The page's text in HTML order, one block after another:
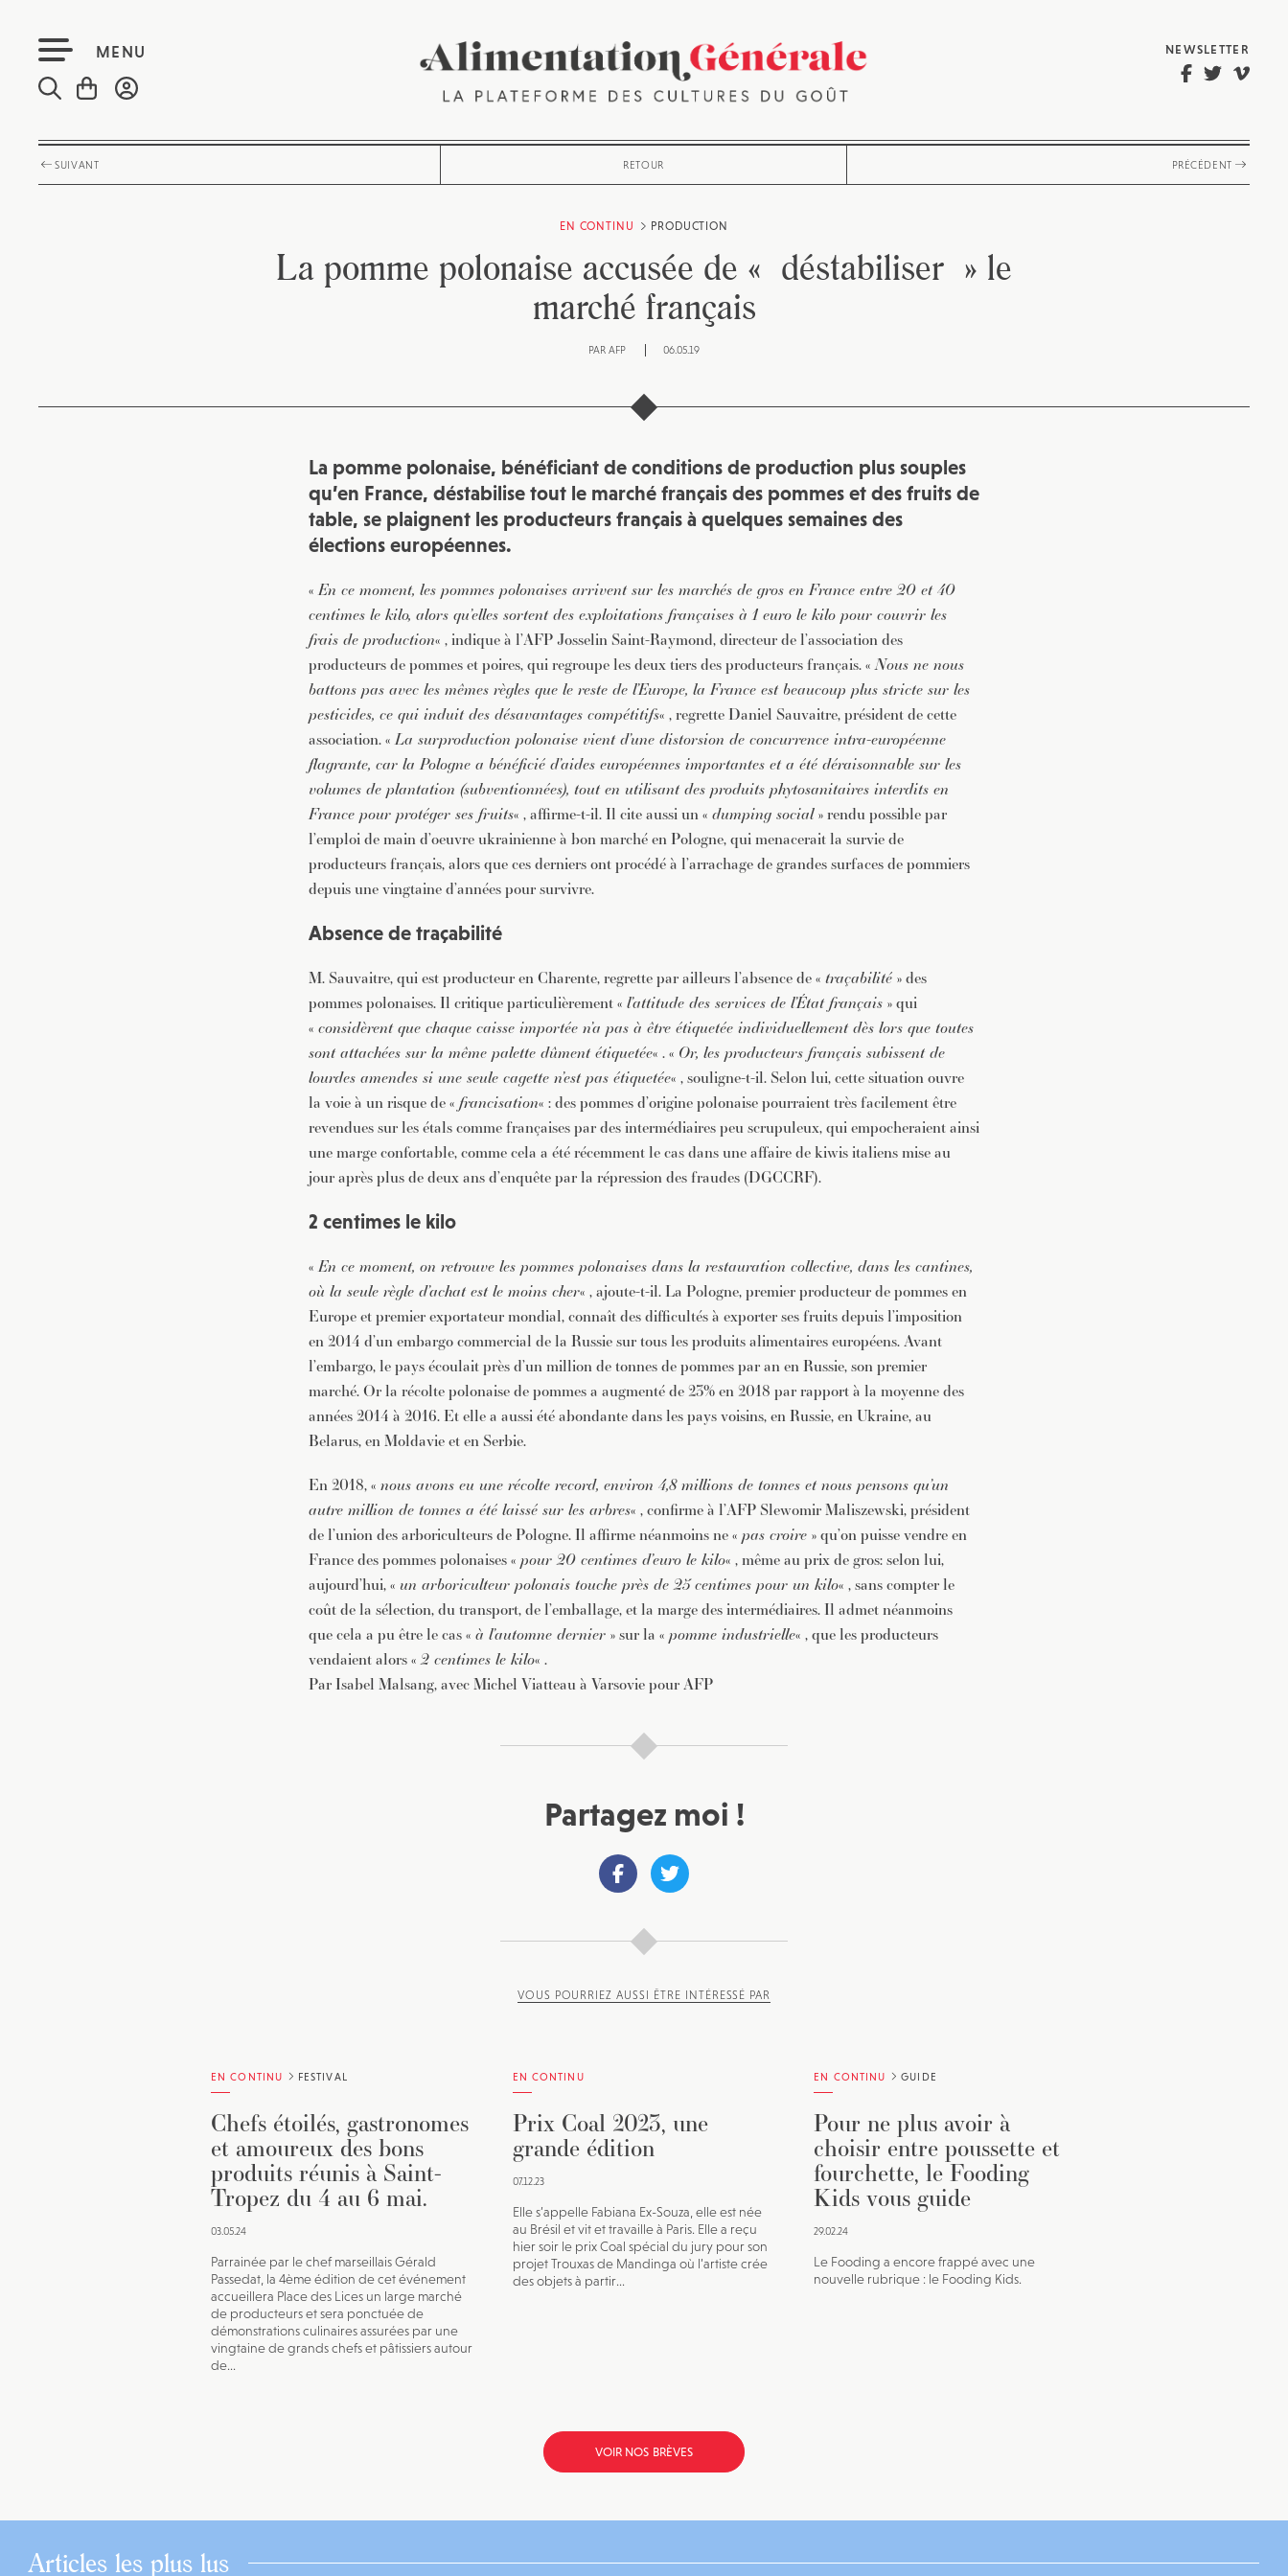
MENU NEWSLETTER
SUIVANT RETOUR PRÉCÉDENT
EN CONTINU PRODUCTION
La pomme polonaise accusée de « déstabiliser » le
marché français
PAR AFP 06.05.19
La pomme polonaise, bénéficiant de conditions de production plus souples
qu’en France, déstabilise tout le marché français des pommes et des fruits de
table, se plaignent les producteurs français à quelques semaines des
élections européennes.
«En ce moment, les pommes polonaises arrivent sur les marchés de gros en France entre 20 et 40
centimes le kilo, alors qu’elles sortent des exploitations françaises à 1 euro le kilo pour couvrir les
frais de production« , indique à l’AFP Josselin Saint-Raymond, directeur de l’association des
producteurs de pommes et poires, qui regroupe les deux tiers des producteurs français. «Nous ne nous
battons pas avec les mêmes règles que le reste de l’Europe, la France est beaucoup plus stricte sur les
pesticides, ce qui induit des désavantages compétitifs« , regrette Daniel Sauvaitre, président de cette
association. «La surproduction polonaise vient d’une distorsion de concurrence intra-européenne
flagrante, car la Pologne a bénéficié d’aides européennes importantes et a été déraisonnable sur les
volumes de plantation (subventionnées), tout en utilisant des produits phytosanitaires interdits en
France pour protéger ses fruits« , affirme-t-il. Il cite aussi un « dumping social» rendu possible par
l’emploi de main d’oeuvre ukrainienne à bon marché en Pologne, qui menacerait la survie de
producteurs français, alors que ces derniers ont procédé à l’arrachage de grandes surfaces de pommiers
depuis une vingtaine d’années pour survivre.
Absence de traçabilité
M. Sauvaitre, qui est producteur en Charente, regrette par ailleurs l’absence de « traçabilité » des
pommes polonaises. Il critique particulièrement « l’attitude des services de l’État français » qui
« considèrent que chaque caisse importée n’a pas à être étiquetée individuellement dès lors que toutes
sont attachées sur la même palette dûment étiquetée« . « Or, les producteurs français subissent de
lourdes amendes si une seule cagette n’est pas étiquetée« , souligne-t-il. Selon lui, cette situation ouvre
la voie à un risque de « francisation« : des pommes d’origine polonaise pourraient très facilement être
revendues sur les étals comme françaises par des intermédiaires peu scrupuleux, qui empocheraient ainsi
une marge confortable, comme cela a été récemment le cas dans une affaire de kiwis italiens mise au
jour après plus de deux ans d’enquête par la répression des fraudes (DGCCRF).
2 centimes le kilo
«En ce moment, on retrouve les pommes polonaises dans la restauration collective, dans les cantines,
où la seule règle d’achat est le moins cher« , ajoute-t-il. La Pologne, premier producteur de pommes en
Europe et premier exportateur mondial, connaît des difficultés à exporter ses fruits depuis l’imposition
en 2014 d’un embargo commercial de la Russie sur tous les produits alimentaires européens. Avant
l’embargo, le pays écoulait près d’un million de tonnes de pommes par an en Russie, son premier
marché. Or la récolte polonaise de pommes a augmenté de 23% en 2018 par rapport à la moyenne des
années 2014 à 2016. Et elle a aussi été abondante dans les pays voisins, en Russie, en Ukraine, au
Belarus, en Moldavie et en Serbie.
En 2018, « nous avons eu une récolte record, environ 4,8 millions de tonnes et nous pensons qu’un
autre million de tonnes a été laissé sur les arbres« , confirme à l’AFP Slewomir Maliszewski, président
de l’union des arboriculteurs de Pologne. Il affirme néanmoins ne « pas croire » qu’on puisse vendre en
France des pommes polonaises « pour 20 centimes d’euro le kilo« , même au prix de gros: selon lui,
aujourd’hui, « un arboriculteur polonais touche près de 25 centimes pour un kilo« , sans compter le
coût de la sélection, du transport, de l’emballage, et la marge des intermédiaires. Il admet néanmoins
que cela a pu être le cas « à l’automne dernier » sur la « pomme industrielle« , que les producteurs
vendaient alors «2 centimes le kilo« .
Par Isabel Malsang, avec Michel Viatteau à Varsovie pour AFP
Partagez moi !
VOUS POURRIEZ AUSSI ÊTRE INTÉRESSÉ PAR
EN CONTINU FESTIVAL
Chefs étoilés, gastronomes
et amoureux des bons
produits réunis à Saint-
Tropez du 4 au 6 mai.
03.05.24
Parrainée par le chef marseillais Gérald
Passedat, la 4ème édition de cet événement
accueillera Place des Lices un large marché
de producteurs et sera ponctuée de
démonstrations culinaires assurées par une
vingtaine de grands chefs et pâtissiers autour
de...
EN CONTINU
Prix Coal 2023, une
grande édition
07.12.23
Elle s’appelle Fabiana Ex-Souza, elle est née
au Brésil et vit et travaille à Paris. Elle a reçu
hier soir le prix Coal spécial du jury pour son
projet Trouxas de Mandinga où l’artiste crée
des objets à partir...
EN CONTINU GUIDE
Pour ne plus avoir à
choisir entre poussette et
fourchette, le Fooding
Kids vous guide
29.02.24
Le Fooding a encore frappé avec une
nouvelle rubrique : le Fooding Kids.
VOIR NOS BRÈVES
Articles les plus lus
Pour recevoir toutes les deux semaines notre lettre d’info avec une
sélection d’articles …